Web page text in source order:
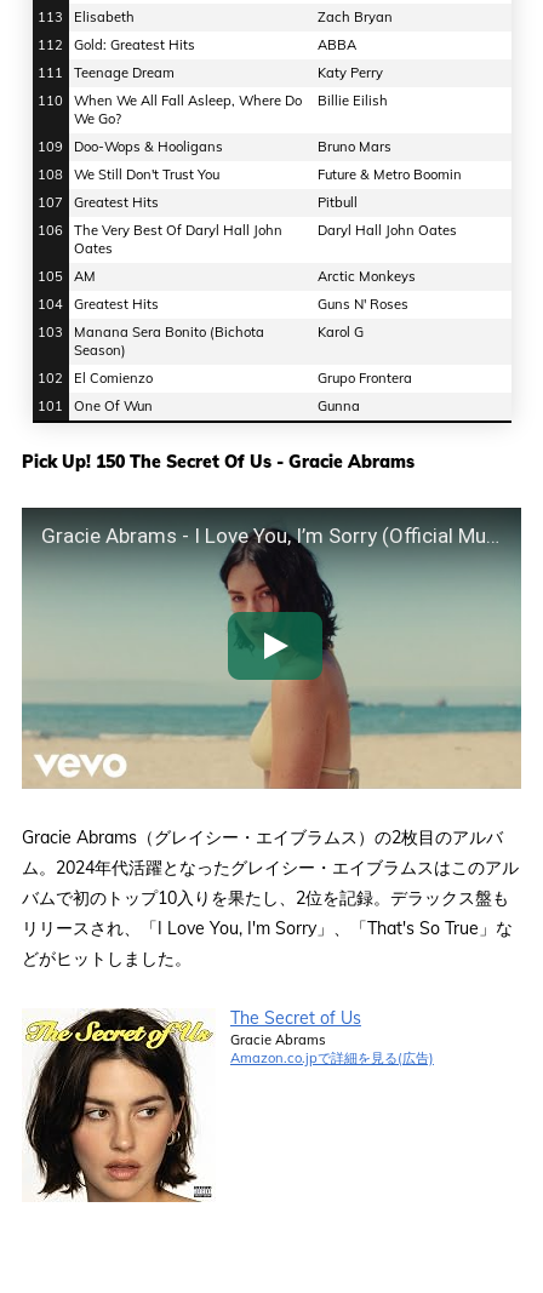
113
Elisabeth
Zach Bryan
112
Gold: Greatest Hits
ABBA
111
Teenage Dream
Katy Perry
110
When We All Fall Asleep, Where Do
We Go?
Billie Eilish
109 Doo-Wops & Hooligans
Bruno Mars
108
We Still Don't Trust You
Future & Metro Boomin
107
Greatest Hits
Pitbull
106
The Very Best Of Daryl Hall John
Oates
Daryl Hall John Oates
105 AM
Arctic Monkeys
104
Greatest Hits
Guns N' Roses
103
Manana Sera Bonito (Bichota
Season)
Karol G
102 El Comienzo
Grupo Frontera
101
One Of Wun Gunna
Pick Up! 150 The Secret Of Us - Gracie Abrams
Gracie Abrams - I Love You, I’m Sorry (Official Music Video)
Gracie Abrams（グレイシー・エイブラムス）の2枚目のアルバ
ム。2024年代活躍となったグレイシー・エイブラムスはこのアル
バムで初のトップ10入りを果たし、2位を記録。デラックス盤も
リリースされ、「I Love You, I'm Sorry」、「That's So True」な
どがヒットしました。
The Secret of Us
Gracie Abrams
Amazon.co.jpで詳細を見る(広告)